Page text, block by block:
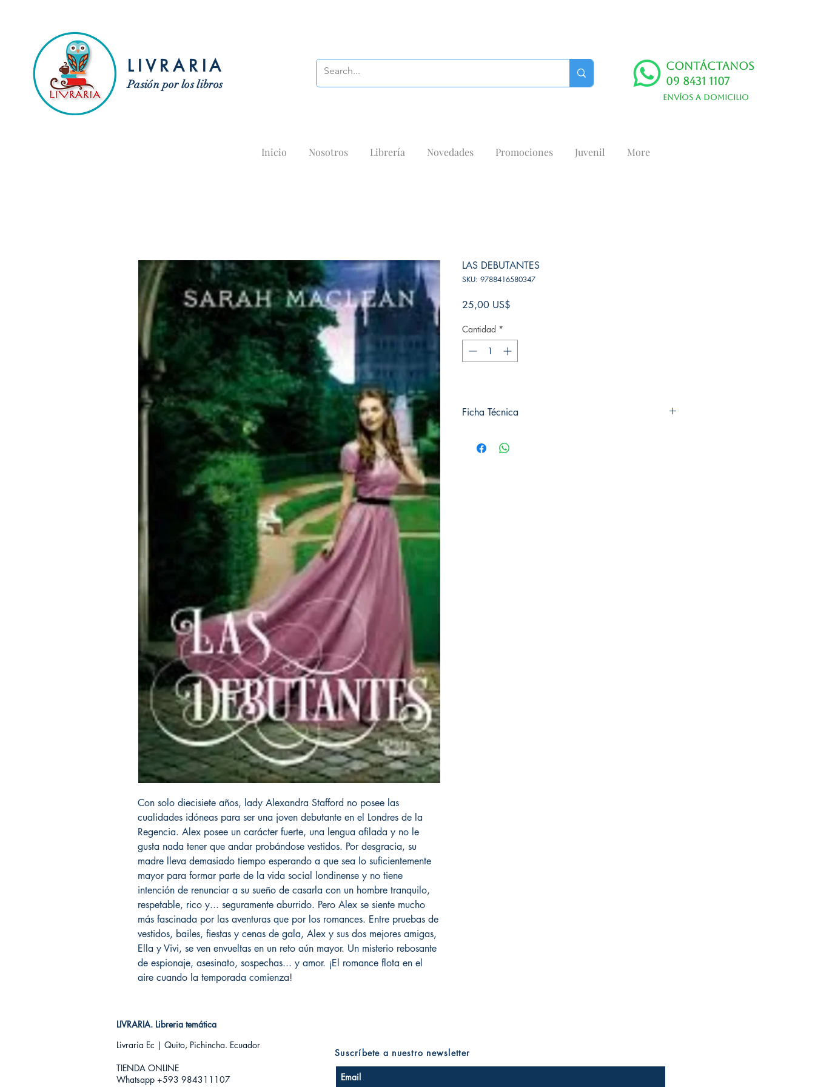
LIVRARIA
Pasión por los libros
Contáctanos
09 8431 1107
Envíos a domicilio
Inicio Nosotros Librería Novedades Promociones Juvenil More
Con solo diecisiete años, lady Alexandra Stafford no posee las
cualidades idóneas para ser una joven debutante en el Londres de la
Regencia. Alex posee un carácter fuerte, una lengua afilada y no le
gusta nada tener que andar probándose vestidos. Por desgracia, su
madre lleva demasiado tiempo esperando a que sea lo suficientemente
mayor para formar parte de la vida social londinense y no tiene
intención de renunciar a su sueño de casarla con un hombre tranquilo,
respetable, rico y... seguramente aburrido. Pero Alex se siente mucho
más fascinada por las aventuras que por los romances. Entre pruebas de
vestidos, bailes, fiestas y cenas de gala, Alex y sus dos mejores amigas,
Ella y Vivi, se ven envueltas en un reto aún mayor. Un misterio rebosante
de espionaje, asesinato, sospechas... y amor. ¡El romance flota en el
aire cuando la temporada comienza!
LAS DEBUTANTES
SKU: 9788416580347
25,00 US$
Cantidad *
Ficha Técnica
Editorial: Versatil
LIVRARIA. Libreria temática
Livraria Ec | Quito, Pichincha. Ecuador
TIENDA ONLINE​
Whatsapp +593 984311107
Suscríbete a nuestro newsletter